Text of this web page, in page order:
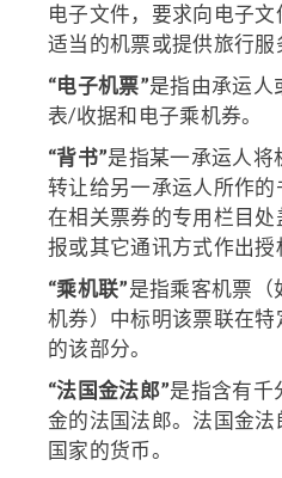
电子文件，要求向电子
适当的机票或提供旅行服
“电子机票”是指由承运人
表/收据和电子乘机券。
“背书”是指某一承运人将
转让给另一承运人所作
在相关票券的专用栏目
报或其它通讯方式作出授
“乘机联”是指乘客机票（
机券）中标明该票联在
的该部分。
“法国金法郎”是指含有千
金的法国法郎。法国金
国家的货币。